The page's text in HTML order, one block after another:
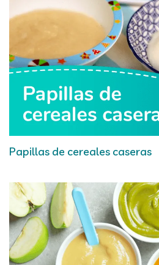
Papillas de cereales caseras